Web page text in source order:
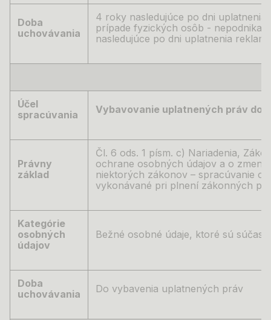
Doba
uchovávania
4 roky nasledujúce po dni uplatnenia
prípade fyzických osôb -
nasledujúce po dni uplatnenia
Účel
spracúvania
Vybavovanie uplatnených práv
Právny
základ
Čl. 6 ods. 1 písm. c) Nariadenia,
ochrane osobných údajov a o
niektorých zákonov – spracúvanie
vykonávané pri plnení zákonných
Kategórie
osobných
údajov
Bežné osobné údaje, ktoré sú
Doba
uchovávania
Do vybavenia uplatnených práv